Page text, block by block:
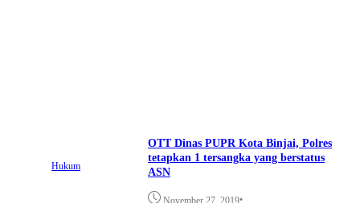
Hukum
OTT Dinas PUPR Kota Binjai, Polres
tetapkan 1 tersangka yang berstatus
ASN
November 27, 2019•